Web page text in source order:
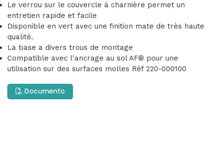
Le verrou sur le couvercle à charnière permet un
entretien rapide et facile
Disponible en vert avec une finition mate de très haute
qualité.
La base a divers trous de montage
Compatible avec l'ancrage au sol AF® pour une
utilisation sur des surfaces molles Réf 220-000100
Documento